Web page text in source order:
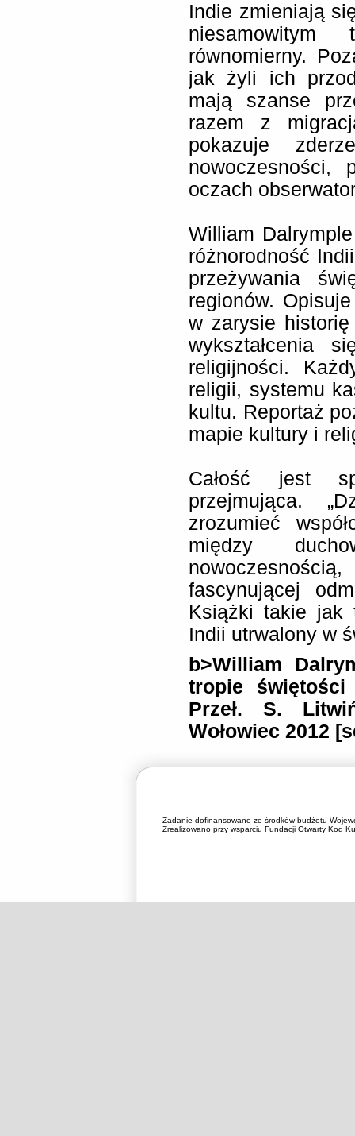
Indie zmieniają
równomierny.
jak żyli ich
mają szanse
razem z
pokazuje
nowoczesności,
oczach
William
różnorodność
przeżywania
regionów.
w zarysie
wykształcenia
religijności.
religii, systemu
kultu. Reportaż
mapie kultury i
Całość jest
przejmująca.
zrozumieć
między
fascynującej
Książki takie jak
Indii utrwalony w
b>William
tropie świętości
Przeł. S.
Wołowiec 2012
Zadanie dofinansowane ze środków budżetu
Zrealizowano przy wsparciu Fundacji Otwarty Kod